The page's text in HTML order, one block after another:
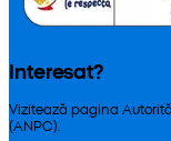
Interesat?
Vizitează pagina
(ANPC).